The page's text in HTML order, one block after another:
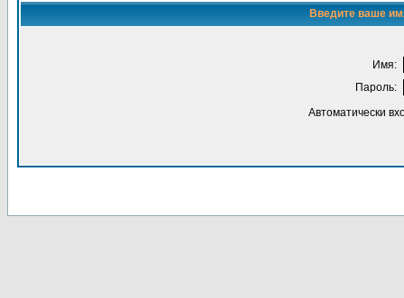
Введите ваше
Имя:
Пароль:
Автоматически